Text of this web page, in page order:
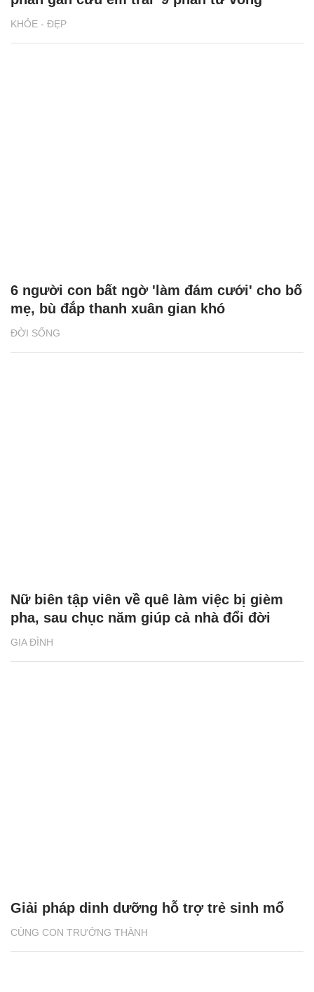
KHỎE - ĐẸP
ĐỜI SỐNG
6 người con bất ngờ 'làm đám cưới' cho bố
mẹ, bù đắp thanh xuân gian khó
GIA ĐÌNH
Nữ biên tập viên về quê làm việc bị gièm
pha, sau chục năm giúp cả nhà đổi đời
CÙNG CON TRƯỞNG THÀNH
Giải pháp dinh dưỡng hỗ trợ trẻ sinh mổ